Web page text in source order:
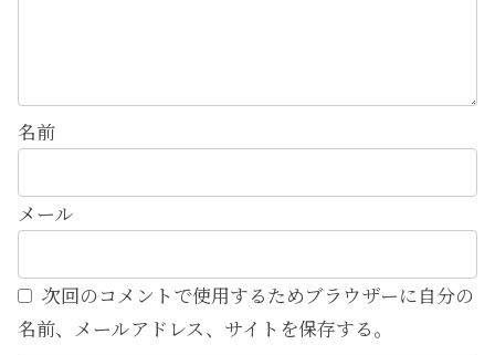
名前
メール
次回のコメントで使用するためブラウザーに自分の
名前、メールアドレス、サイトを保存する。